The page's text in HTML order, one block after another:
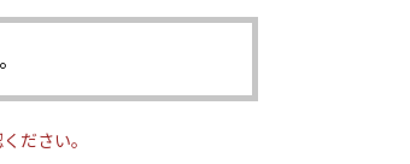
ださい。